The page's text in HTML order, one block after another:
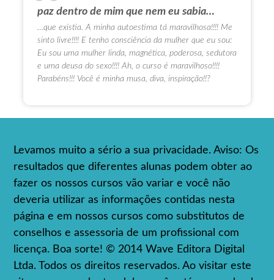
paz dentro de mim que nem eu sabia…
…que existia. A minha autoestima tá maravilhosa!!!! Me
sinto livre!!!! E tenho consciência da mulher que eu sou:
Eu sou uma mulher linda, magnética, poderosa, sedutora
e uma deusa do sexo!!!! Ah, o curso é maravilhoso!!!!
Parabéns!!! Você é minha musa, diva, inspiração!!?
Levamos muito a sério a sua privacidade. Aviso: Os
resultados que diferentes alunas podem obter ao
fazer os nossos cursos vão variar e você não
deveria utilizar as informações contidas nesta
página e em nossos cursos como substitutos de
conselhos e assessoria de um profissional com
licença. Boa sorte! © 2014 Wave Editora Digital
Ltda. Todos os direitos reservados. Ao visitar este